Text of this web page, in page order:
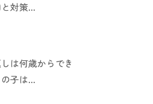
対策…
は何歳からでき
の子は…